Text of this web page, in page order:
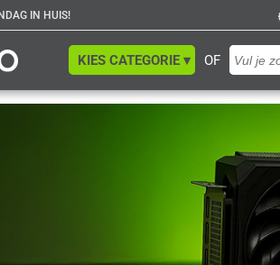
IN HUIS!
OF
KIES CATEGORIE ▾